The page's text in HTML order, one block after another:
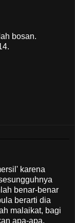
bosan.
karena
benar-benar
berarti dia
malaikat, bagi
apa-apa.